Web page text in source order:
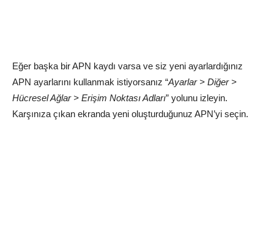
Eğer başka bir APN kaydı varsa ve siz yeni ayarlardığınız
APN ayarlarını kullanmak istiyorsanız “Ayarlar > Diğer >
Hücresel Ağlar > Erişim Noktası Adları” yolunu izleyin.
Karşınıza çıkan ekranda yeni oluşturduğunuz APN’yi seçin.